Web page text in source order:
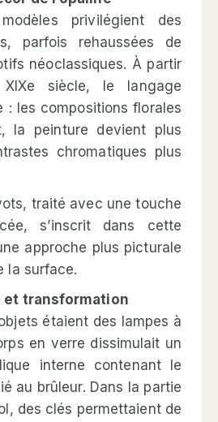
privilégient des
parfois rehaussées de
néoclassiques. À partir
siècle, le langage
: les compositions florales
la peinture devient plus
chromatiques plus
traité avec une touche
s’inscrit dans cette
approche plus picturale
la surface.
et transformation
étaient des lampes à
en verre dissimulait un
interne contenant le
au brûleur. Dans la partie
des clés permettaient de